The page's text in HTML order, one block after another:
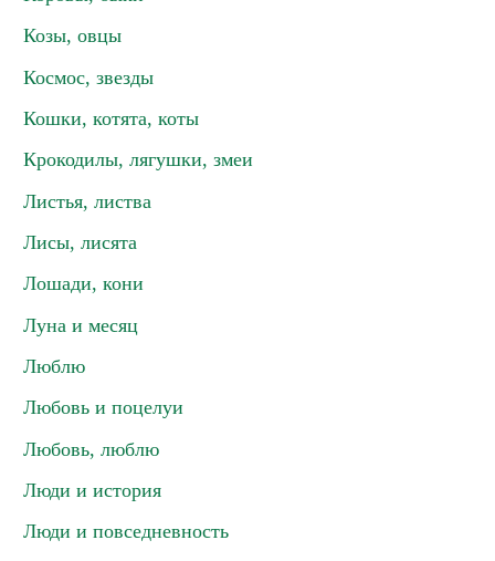
Козы, овцы
Космос, звезды
Кошки, котята, коты
Крокодилы, лягушки, змеи
Листья, листва
Лисы, лисята
Лошади, кони
Луна и месяц
Люблю
Любовь и поцелуи
Любовь, люблю
Люди и история
Люди и повседневность